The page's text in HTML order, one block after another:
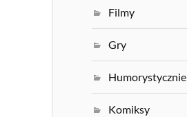
Filmy
Gry
Humorystycznie
Komiksy